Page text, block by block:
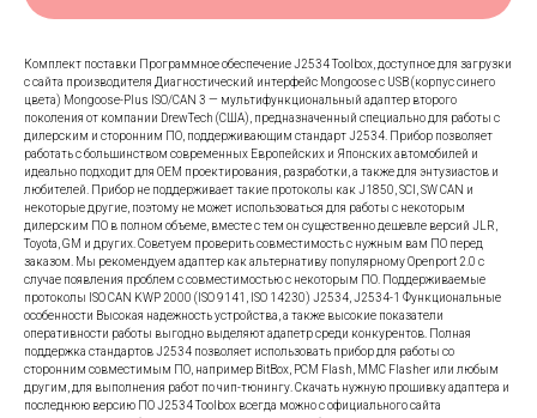
Комплект поставки Программное обеспечение J2534 Toolbox, доступное для загрузки
с сайта производителя Диагностический интерфейс Mongoose с USB (корпус синего
цвета) Mongoose-Plus ISO/CAN 3 — мультифункциональный адаптер второго
поколения от компании DrewTech (США), предназначенный специально для работы с
дилерским и сторонним ПО, поддерживающим стандарт J2534. Прибор позволяет
работать с большинством современных Европейских и Японских автомобилей и
идеально подходит для OEM проектирования, разработки, а также для энтузиастов и
любителей. Прибор не поддерживает такие протоколы как J1850, SCI, SW CAN и
некоторые другие, поэтому не может использоваться для работы с некоторым
дилерским ПО в полном объеме, вместе с тем он существенно дешевле версий JLR,
Toyota, GM и других. Советуем проверить совместимость с нужным вам ПО перед
заказом. Мы рекомендуем адаптер как альтернативу популярному Openport 2.0 с
случае появления проблем с совместимостью с некоторым ПО. Поддерживаемые
протоколы ISO CAN KWP 2000 (ISO 9141, ISO 14230) J2534, J2534-1 Функциональные
особенности Высокая надежность устройства, а также высокие показатели
оперативности работы выгодно выделяют адапетр среди конкурентов. Полная
поддержка стандартов J2534 позволяет использовать прибор для работы со
сторонним совместимым ПО, например BitBox, PCM Flash, MMC Flasher или любым
другим, для выполнения работ по чип-тюнингу. Скачать нужную прошивку адаптера и
последнюю версию ПО J2534 Toolbox всегда можно с официального сайта